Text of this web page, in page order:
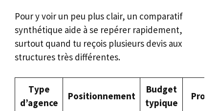
Pour y voir un peu plus clair, un comparatif
synthétique aide à se repérer rapidement,
surtout quand tu reçois plusieurs devis aux
structures très différentes.
Type
d’agence
Positionnement
Budget
typique
Profil